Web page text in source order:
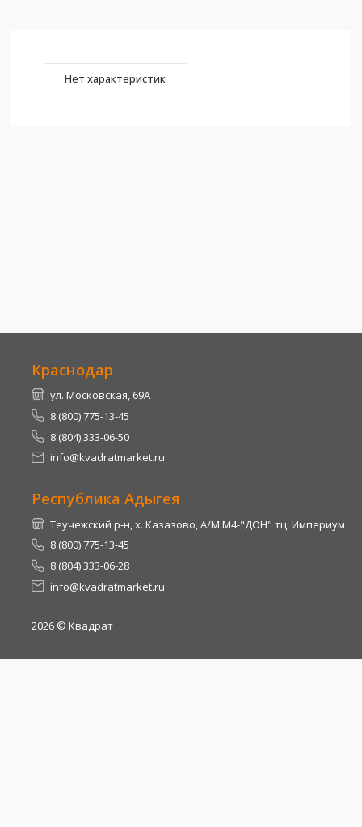
Нет характеристик
Краснодар
ул. Московская, 69А
8 (800) 775-13-45
8 (804) 333-06-50
info@kvadratmarket.ru
Республика Адыгея
Теучежский р-н, х. Казазово, А/М М4-"ДОН" тц. Империум
8 (800) 775-13-45
8 (804) 333-06-28
info@kvadratmarket.ru
2026 © Квадрат